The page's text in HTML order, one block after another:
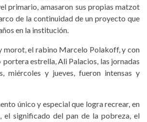
primario, amasaron sus propias matzot
de la continuidad de un proyecto que
en la institución.
morot, el rabino Marcelo Polakoff, y con
estrella, Ali Palacios, las jornadas
miércoles y jueves, fueron intensas y
único y especial que logra recrear, en
el significado del pan de la pobreza, el